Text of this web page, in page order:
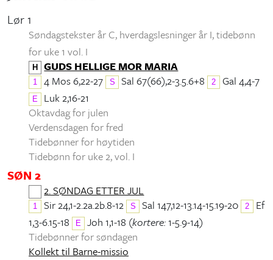
Lør 1
Søndagstekster år C, hverdagslesninger år I, tidebønn
for uke 1 vol. I
H GUDS HELLIGE MOR MARIA
1 4 Mos 6,22-27 S Sal 67(66),2-3.5.6+8 2 Gal 4,4-7
E
Luk 2,16-21
Oktavdag for julen
Verdensdagen for fred
Tidebønner for høytiden
Tidebønn for uke 2, vol. I
SØN 2
2. SØNDAG ETTER JUL
1 Sir 24,1-2.2a.2b.8-12 S Sal 147,12-13.14-15.19-20 2
Ef
1,3-6.15-18
E Joh 1,1-18 (kortere:1-5.9-14)
Tidebønner for søndagen
Kollekt til Barne-missio